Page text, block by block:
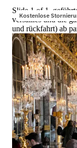
Kostenlose
Slide 1 of 1,
versailles und die
und rückfahrt) ab